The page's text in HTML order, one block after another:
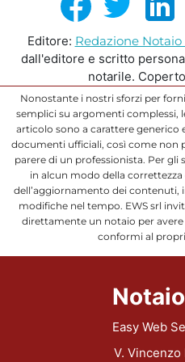
Editore: Redazione Notaio
dall'editore e scritto
notarile.
Nonostante i nostri sforzi per
semplici su argomenti complessi,
articolo sono a carattere generico
documenti ufficiali, così come non
parere di un professionista. Per gli
in alcun modo della
dell’aggiornamento dei
modifiche nel tempo. EWS srl
direttamente un notaio per
conformi al
Easy Web
V. Vincenzo